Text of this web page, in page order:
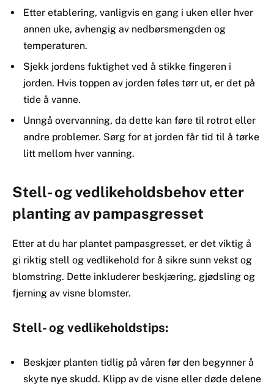
Etter etablering, vanligvis en gang i uken eller hver
annen uke, avhengig av nedbørsmengden og
temperaturen.
Sjekk jordens fuktighet ved å stikke fingeren i
jorden. Hvis toppen av jorden føles tørr ut, er det på
tide å vanne.
Unngå overvanning, da dette kan føre til rotrot eller
andre problemer. Sørg for at jorden får tid til å tørke
litt mellom hver vanning.
Stell- og vedlikeholdsbehov etter
planting av pampasgresset
Etter at du har plantet pampasgresset, er det viktig å
gi riktig stell og vedlikehold for å sikre sunn vekst og
blomstring. Dette inkluderer beskjæring, gjødsling og
fjerning av visne blomster.
Stell- og vedlikeholdstips:
Beskjær planten tidlig på våren før den begynner å
skyte nye skudd. Klipp av de visne eller døde delene